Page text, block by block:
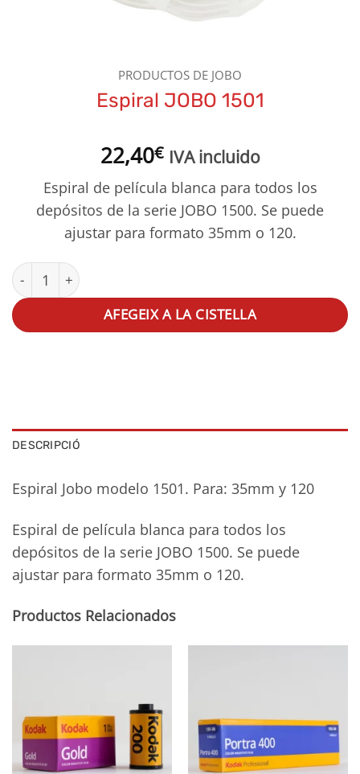
PRODUCTOS DE JOBO
Espiral JOBO 1501
22,40€ IVA incluido
Espiral de película blanca para todos los
depósitos de la serie JOBO 1500. Se puede
ajustar para formato 35mm o 120.
quantitat de Espiral JOBO 1501
AFEGEIX A LA CISTELLA
DESCRIPCIÓ
Espiral Jobo modelo 1501. Para: 35mm y 120
Espiral de película blanca para todos los
depósitos de la serie JOBO 1500. Se puede
ajustar para formato 35mm o 120.
Productos Relacionados